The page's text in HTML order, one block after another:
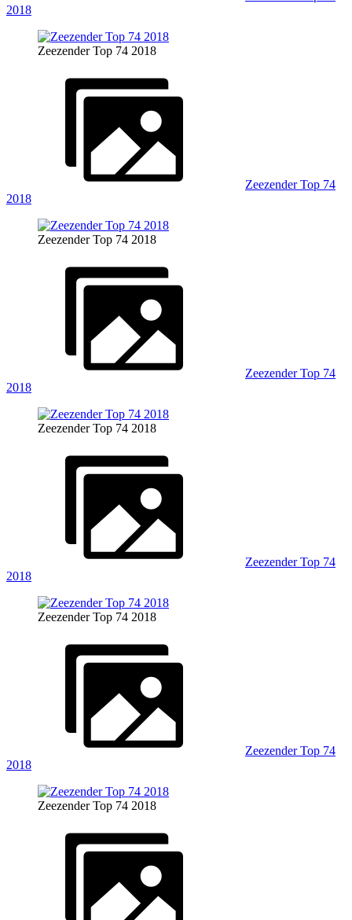
2018
Zeezender Top 74 2018
Zeezender Top 74
2018
Zeezender Top 74 2018
Zeezender Top 74
2018
Zeezender Top 74 2018
Zeezender Top 74
2018
Zeezender Top 74 2018
Zeezender Top 74
2018
Zeezender Top 74 2018